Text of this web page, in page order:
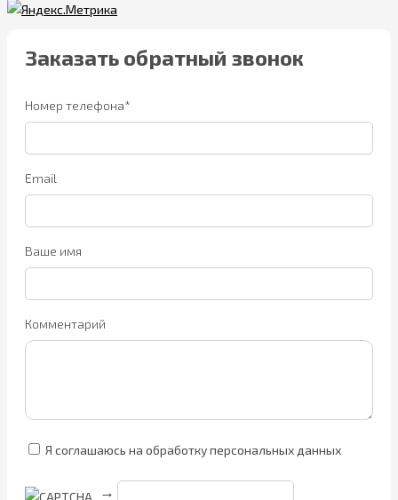
Заказать обратный звонок
Номер телефона*
Email
Ваше имя
Комментарий
Я соглашаюсь на обработку персональных данных
→